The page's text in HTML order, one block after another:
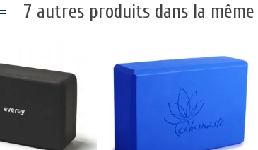
7 autres produits dans la